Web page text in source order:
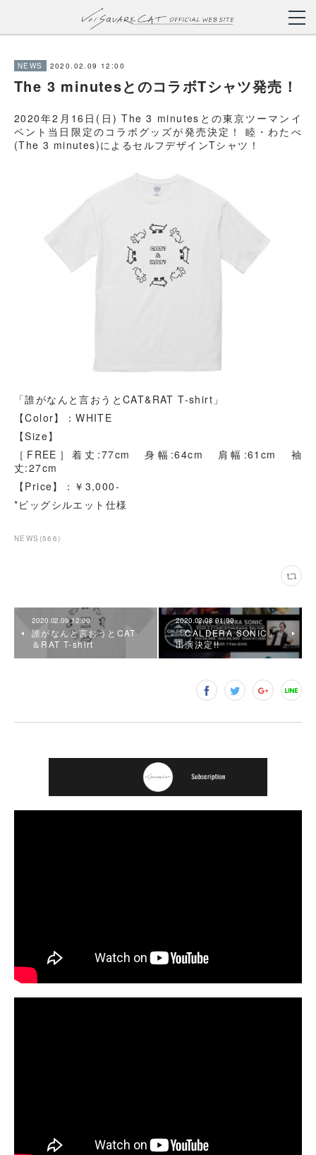
NEWS 2020.02.09 12:00
The 3 minutesとのコラボTシャツ発売！
2020年2月16日(日) The 3 minutesとの東京ツーマンイ
ベント当日限定のコラボグッズが発売決定！ 睦・わたべ
(The 3 minutes)によるセルフデザインTシャツ！
「誰がなんと言おうとCAT&RAT T-shirt」
【Color】：WHITE
【Size】
［FREE］着丈:77cm 身幅:64cm 肩幅:61cm 袖
丈:27cm
【Price】：￥3,000-
*ビッグシルエット仕様
NEWS (566)
2020.02.09 12:00
誰がなんと言おうとCAT
＆RAT T-shirt
2020.02.08 01:00
「CALDERA SONIC」
出演決定!!